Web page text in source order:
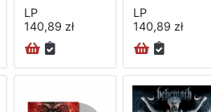
LP
140,89 zł
LP
140,89 zł